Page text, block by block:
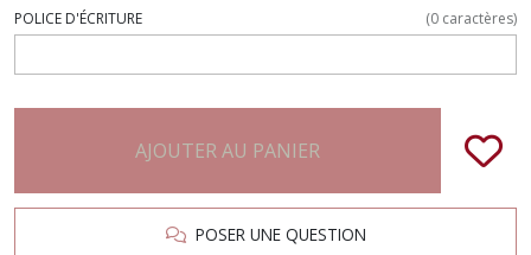
POLICE D'ÉCRITURE (0 caractères)
AJOUTER AU PANIER
POSER UNE QUESTION